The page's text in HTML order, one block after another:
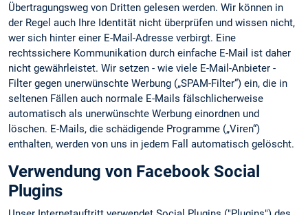
Übertragungsweg von Dritten gelesen werden. Wir können in
der Regel auch Ihre Identität nicht überprüfen und wissen nicht,
wer sich hinter einer E-Mail-Adresse verbirgt. Eine
rechtssichere Kommunikation durch einfache E-Mail ist daher
nicht gewährleistet. Wir setzen - wie viele E-Mail-Anbieter -
Filter gegen unerwünschte Werbung („SPAM-Filter“) ein, die in
seltenen Fällen auch normale E-Mails fälschlicherweise
automatisch als unerwünschte Werbung einordnen und
löschen. E-Mails, die schädigende Programme („Viren“)
enthalten, werden von uns in jedem Fall automatisch gelöscht.
Verwendung von Facebook Social
Plugins